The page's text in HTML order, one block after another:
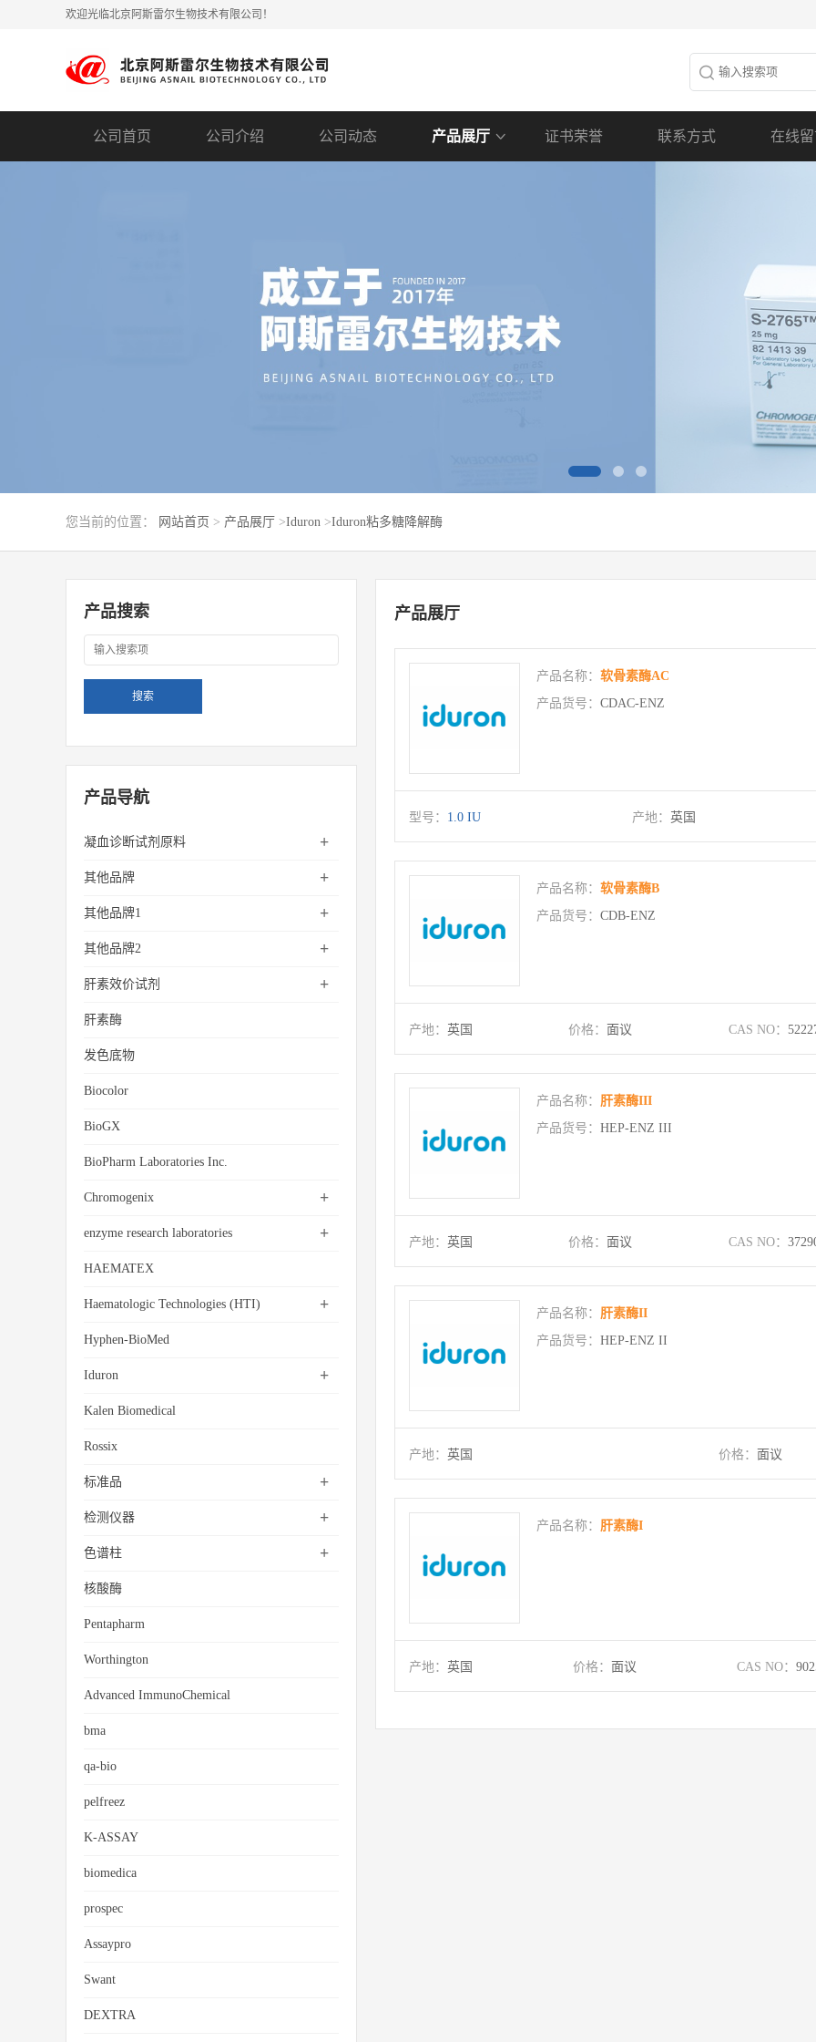
欢迎光临北京阿斯雷尔生物技术有限公司！
公司首页 公司介绍 公司动态 产品展厅 证书荣誉 联系方式 在线
您当前的位置： 网站首页 > 产品展厅 >Iduron >Iduron粘多糖降解酶
产品搜索
产品导航
凝血诊断试剂原料 +
其他品牌 +
其他品牌1 +
其他品牌2 +
肝素效价试剂 +
肝素酶
发色底物
Biocolor
BioGX
BioPharm Laboratories Inc.
Chromogenix +
enzyme research laboratories +
HAEMATEX
Haematologic Technologies (HTI) +
Hyphen-BioMed
Iduron +
Kalen Biomedical
Rossix
标准品 +
检测仪器 +
色谱柱 +
核酸酶
Pentapharm
Worthington
Advanced ImmunoChemical
bma
qa-bio
pelfreez
K-ASSAY
biomedica
prospec
Assaypro
Swant
DEXTRA
产品展厅
产品名称： 软骨素酶AC
产品货号： CDAC-ENZ
型号： 1.0 IU 产地： 英国
产品名称： 软骨素酶B
产品货号： CDB-ENZ
产地： 英国 价格： 面议 CAS NO：
产品名称： 肝素酶III
产品货号： HEP-ENZ III
产地： 英国 价格： 面议 CAS NO：
产品名称： 肝素酶II
产品货号： HEP-ENZ II
产地： 英国 价格： 面议
产品名称： 肝素酶I
产地： 英国 价格： 面议 CAS NO：